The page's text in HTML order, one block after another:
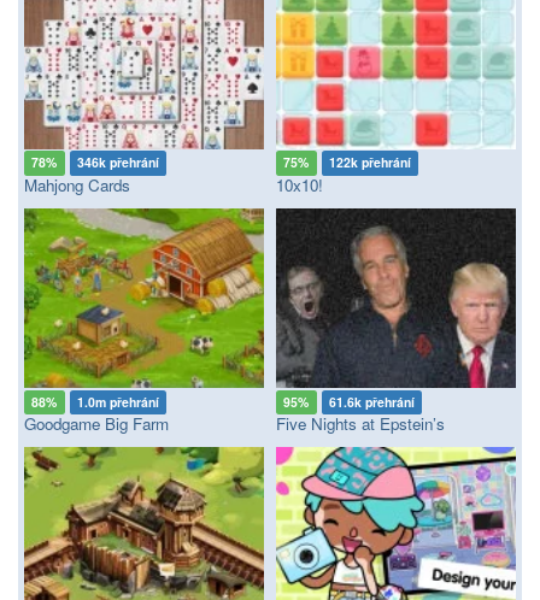
78% 346k přehrání
Mahjong Cards
75% 122k přehrání
10x10!
88% 1.0m přehrání
Goodgame Big Farm
95% 61.6k přehrání
Five Nights at Epstein’s